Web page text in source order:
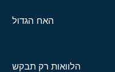
האח הגדול
הלוואות רק תבקש